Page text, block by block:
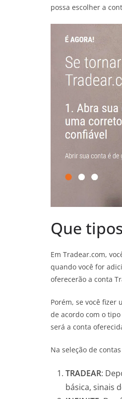
possa escolher a
Que
Em Tradear.com,
quando você for
oferecerão a conta
Porém, se você
de acordo com o
será a conta
Na seleção de
TRADEAR:
básica, sinais